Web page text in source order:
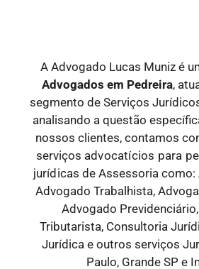
A Advogado Lucas Muniz é
Advogados em Pedreira,
segmento de Serviços
analisando a questão
nossos clientes, contamos
serviços advocatícios para
jurídicas de Assessoria como:
Advogado Trabalhista,
Advogado
Tributarista, Consultoria
Jurídica e outros serviços
Paulo, Grande SP e